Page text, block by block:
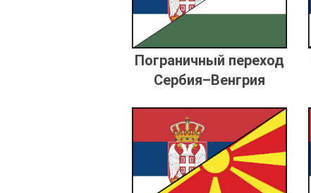
Пограничный переход
Сербия–Венгрия